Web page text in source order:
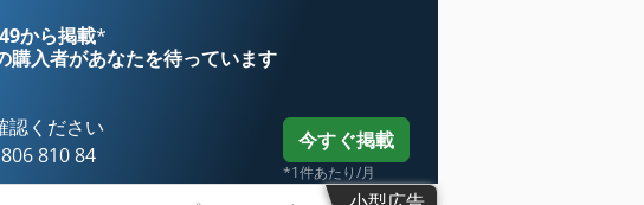
から掲載*
購入者があなたを待っています
認ください
810 84
今すぐ掲載
*1件あたり/月